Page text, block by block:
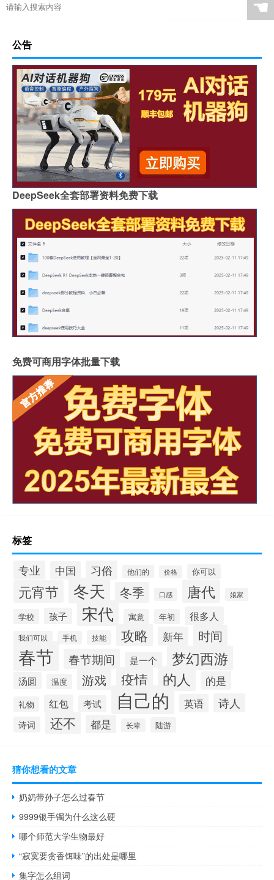
☚
公告
DeepSeek全套部署资料免费下载
免费可商用字体批量下载
标签
专业 中国 习俗 他们的 价格 你可以
元宵节 冬天 冬季 口感 唐代 娘家
学校 孩子 宋代 寓意 年初 很多人
我们可以 手机 技能 攻略 新年 时间
春节 春节期间 是一个 梦幻西游
汤圆 温度 游戏 疫情 的人 的是
礼物 红包 考试 自己的 英语 诗人
诗词 还不 都是 长辈 陆游
猜你想看的文章
奶奶带孙子怎么过春节
9999银手镯为什么这么硬
哪个师范大学生物最好
“寂寞要贪香饵味”的出处是哪里
集字怎么组词